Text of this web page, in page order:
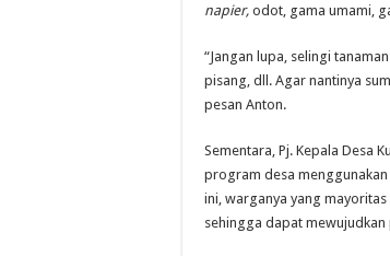
napier, odot, gama umami,
“Jangan lupa, selingi
pisang, dll. Agar nantinya
pesan Anton.
Sementara, Pj. Kepala Desa
program desa
ini, warganya yang
sehingga dapat